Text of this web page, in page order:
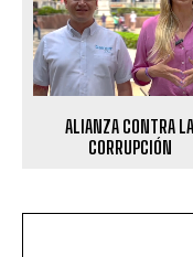
ALIANZA CONTRA LA
CORRUPCIÓN